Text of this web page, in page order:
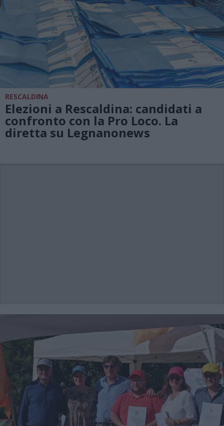
RESCALDINA
Elezioni a Rescaldina: candidati a
confronto con la Pro Loco. La
diretta su Legnanonews